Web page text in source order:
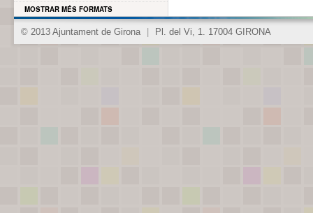
MOSTRAR MÉS FORMATS
© 2013 Ajuntament de Girona Pl. del Vi, 1. 17004 GIRONA